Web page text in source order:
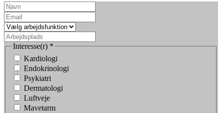
Interesse(r) *
Kardiologi
Endokrinologi
Psykiatri
Dermatologi
Luftveje
Mavetarm